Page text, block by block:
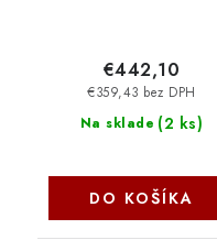
Na sklade (2 ks)
€359,43 bez DPH
€442,10
DO KOŠÍKA